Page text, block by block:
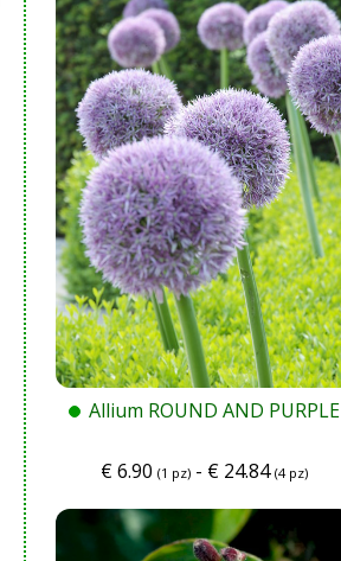
Allium ROUND AND PURPLE
€6.90 (1 pz)- €24.84 (4 pz)